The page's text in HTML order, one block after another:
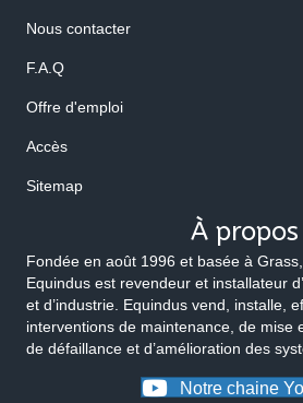
Nous contacter
F.A.Q
Offre d'emploi
Accès
Sitemap
À propos
Fondée en août 1996 et basée à
Equindus est revendeur et installateur
et d’industrie. Equindus vend, installe,
interventions de maintenance, de mise
de défaillance et d’amélioration des
Notre chaine